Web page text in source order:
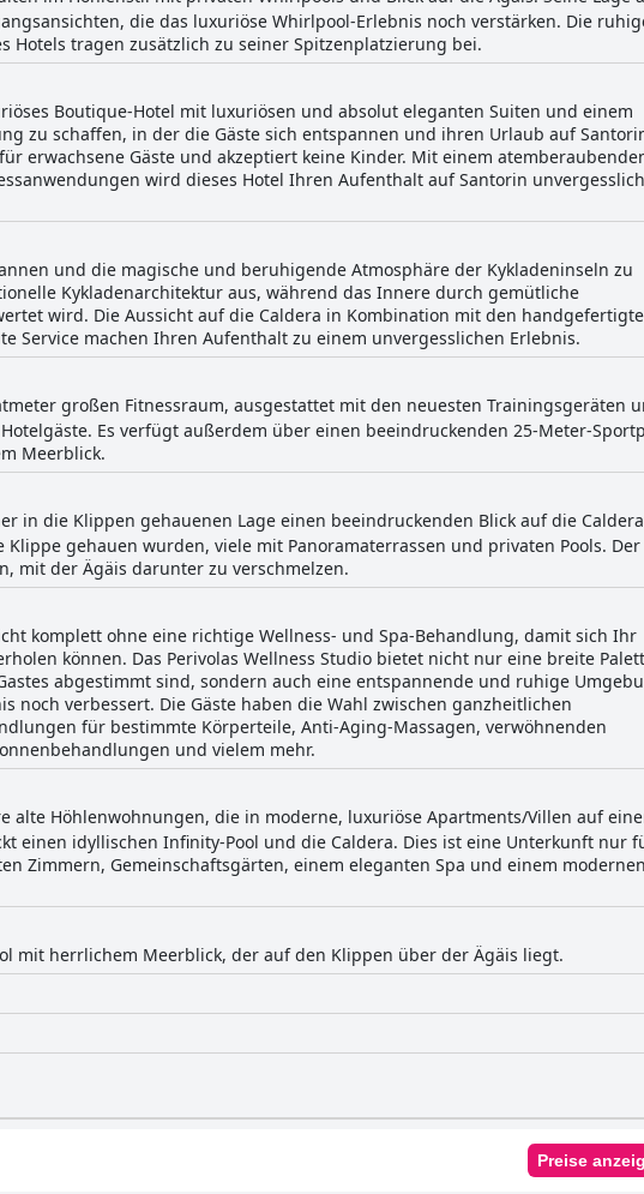
die das luxuriöse Whirlpool-Erlebnis noch verstärken. Die
Hotels tragen zusätzlich zu seiner Spitzenplatzierung bei.
Boutique-Hotel mit luxuriösen und absolut eleganten Suiten und einem
zu schaffen, in der die Gäste sich entspannen und ihren Urlaub auf
erwachsene Gäste und akzeptiert keine Kinder. Mit einem
wird dieses Hotel Ihren Aufenthalt auf Santorin unvergesslich
und die magische und beruhigende Atmosphäre der Kykladeninseln zu
Kykladenarchitektur aus, während das Innere durch gemütliche
wird. Die Aussicht auf die Caldera in Kombination mit den
Service machen Ihren Aufenthalt zu einem unvergesslichen Erlebnis.
großen Fitnessraum, ausgestattet mit den neuesten Trainingsgeräten
Es verfügt außerdem über einen beeindruckenden 25-Meter-
Meerblick.
in die Klippen gehauenen Lage einen beeindruckenden Blick auf die
gehauen wurden, viele mit Panoramaterrassen und privaten Pools. Der
mit der Ägäis darunter zu verschmelzen.
komplett ohne eine richtige Wellness- und Spa-Behandlung, damit sich Ihr
können. Das Perivolas Wellness Studio bietet nicht nur eine breite
abgestimmt sind, sondern auch eine entspannende und ruhige
noch verbessert. Die Gäste haben die Wahl zwischen ganzheitlichen
für bestimmte Körperteile, Anti-Aging-Massagen, verwöhnenden
und vielem mehr.
alte Höhlenwohnungen, die in moderne, luxuriöse Apartments/Villen auf
einen idyllischen Infinity-Pool und die Caldera. Dies ist eine Unterkunft nur
Zimmern, Gemeinschaftsgärten, einem eleganten Spa und einem modernen
mit herrlichem Meerblick, der auf den Klippen über der Ägäis liegt.
Preise